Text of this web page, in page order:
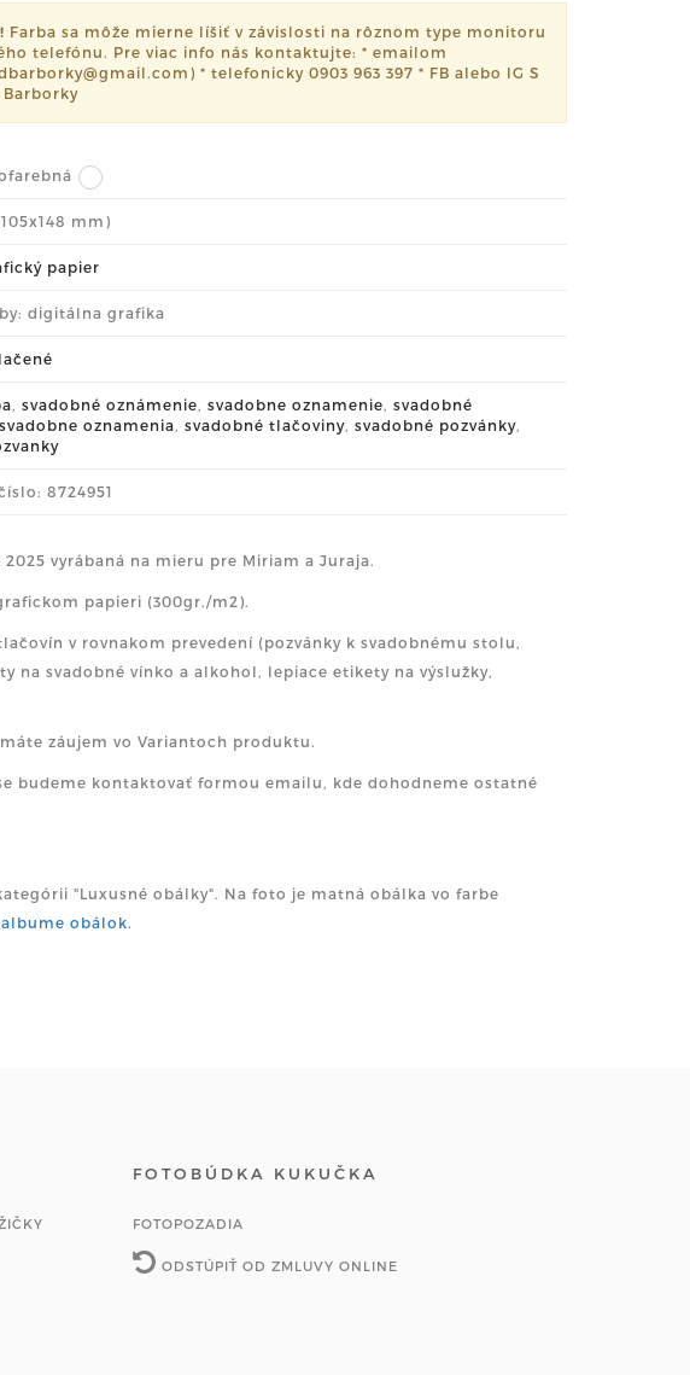
Farba sa môže mierne líšiť v závislosti na rôznom type monitoru
telefónu. Pre viac info nás kontaktujte: * emailom
* telefonicky 0903 963 397 * FB alebo IG S
mm)
papier
digitálna grafika
, svadobné oznámenie, svadobne oznamenie, svadobné
svadobne oznamenia, svadobné tlačoviny, svadobné pozvánky,
8724951
vyrábaná na mieru pre Miriam a Juraja.
papieri (300gr./m2).
v rovnakom prevedení (pozvánky k svadobnému stolu,
na svadobné vínko a alkohol, lepiace etikety na výslužky,
záujem vo Variantoch produktu.
budeme kontaktovať formou emailu, kde dohodneme ostatné
"Luxusné obálky". Na foto je matná obálka vo farbe
albume obálok.
FOTOBÚDKA KUKUČKA
FOTOPOZADIA
ODSTÚPIŤ OD ZMLUVY ONLINE